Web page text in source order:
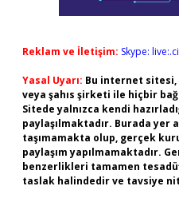
Reklam ve İletişim: Skype:
Yasal Uyarı: Bu internet
veya şahıs şirketi ile hiçbir
Sitede yalnızca kendi
paylaşılmaktadır. Burada
taşımamakta olup, gerçek
paylaşım yapılmamaktadır.
benzerlikleri tamamen
taslak halindedir ve tavsiye